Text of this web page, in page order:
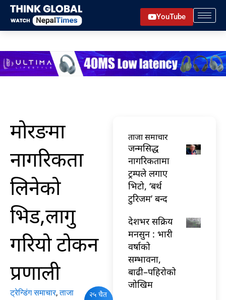
Skip
content
YouTube
मोरङमा
नागरिकता
लिनेको
भिड,लागु
गरियो टोकन
प्रणाली
ट्रेन्डिंग समाचार,ताजा
२५ चैत
ताजा समाचार
जन्मसिद्ध
नागरिकतामा
ट्रम्पले लगाए
भिटो, ‘बर्थ
टुरिजम’ बन्द
देशभर सक्रिय
मनसुन : भारी
वर्षाको
सम्भावना,
बाढी–पहिरोको
जोखिम